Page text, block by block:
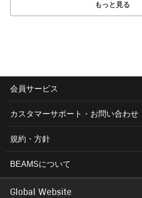
もっと見る
会員サービス
カスタマーサポート・お問い合わせ
規約・方針
BEAMSについて
Global Website